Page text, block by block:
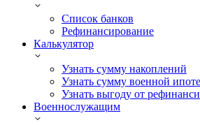
Список банков
Рефинансирование
Калькулятор
Узнать сумму накоплений
Узнать сумму военной
Узнать выгоду от
Военнослужащим